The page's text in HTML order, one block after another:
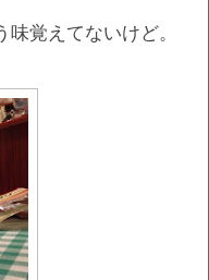
覚えてないけど。